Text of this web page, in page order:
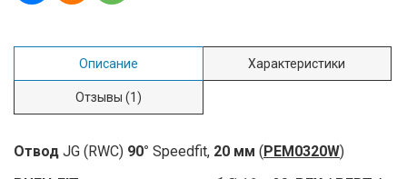
Описание Характеристики
Отзывы (1)
Отвод JG (RWC) 90° Speedfit, 20 мм (PEM0320W)